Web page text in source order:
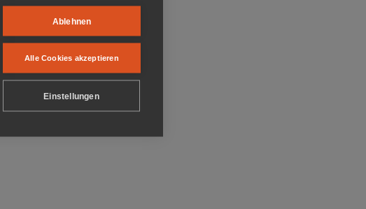
Ablehnen
Alle Cookies akzeptieren
Einstellungen